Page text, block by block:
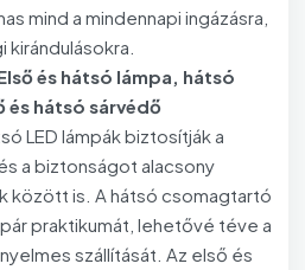
mind a mindennapi ingázásra,
kirándulásokra.
Első és hátsó lámpa, hátsó
hátsó sárvédő
LED lámpák biztosítják a
a biztonságot alacsony
között is. A hátsó csomagtartó
praktikumát, lehetővé téve a
szállítását. Az első és